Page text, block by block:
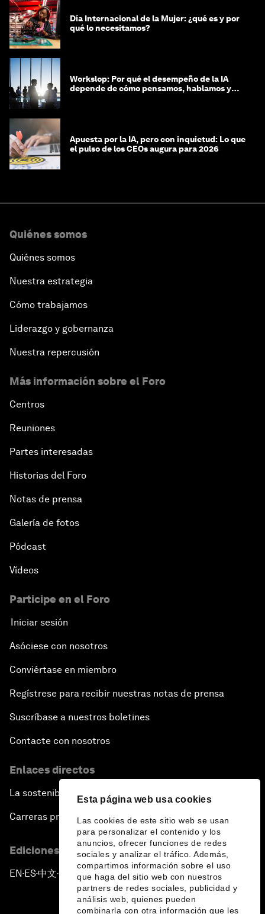
Esta página web usa cookies
Las cookies de este sitio web se usan
para personalizar el contenido y los
anuncios, ofrecer funciones de redes
sociales y analizar el tráfico. Además,
compartimos información sobre el uso
que haga del sitio web con nuestros
partners de redes sociales, publicidad y
análisis web, quienes pueden
combinarla con otra información que les
Día Internacional de la Mujer: ¿qué es y por
qué lo necesitamos?
Workslop: Por qué el desempeño de la IA
depende de cómo pensamos, hablamos y
Apuesta por la IA, pero con inquietud: Lo que
el pulso de los CEOs augura para 2026
Quiénes somos
Quiénes somos
Nuestra estrategia
Cómo trabajamos
Liderazgo y gobernanza
Nuestra repercusión
Más información sobre el Foro
Centros
Reuniones
Partes interesadas
Historias del Foro
Notas de prensa
Galería de fotos
Pódcast
Vídeos
Participe en el Foro
Iniciar sesión
Asóciese con nosotros
Conviértase en miembro
Regístrese para recibir nuestras notas de prensa
Suscríbase a nuestros boletines
Contacte con nosotros
Enlaces directos
La sostenibilidad en el Foro
Carreras profesionales
Ediciones en otros idiomas
EN ▪ES▪中文▪ 日本語